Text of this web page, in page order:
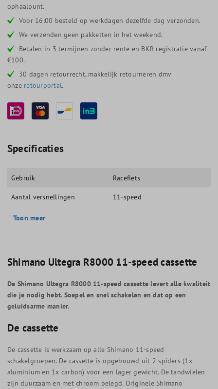
ophaalpunt.
Voor 16:00 besteld op werkdagen dezelfde dag verzonden.
We verzenden geen pakketten in het weekend.
Betalen in 3 termijnen zonder rente en BKR registratie vanaf
€100.
30 dagen retourrecht, makkelijk retourneren dmv
onze retourportal.
Specificaties
Gebruik Racefiets
Aantal versnellingen 11-speed
Toon meer
Shimano Ultegra R8000 11-speed cassette
De Shimano Ultegra R8000 11-speed cassette levert alle kwaliteit
die je nodig hebt. Soepel en snel schakelen en dat op een
geluidsarme manier.
De cassette
De cassette is werkzaam op alle Shimano 11-speed
schakelgroepen. De cassette is opgebouwd uit 2 spiders (1x
aluminium en 1x carbon) voor een lager gewicht. De tandwielen
zijn duurzaam en met chroom belegd. Originele Shimano